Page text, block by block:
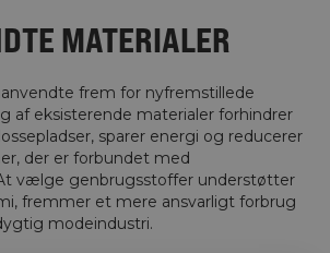
MATERIALER
frem for nyfremstillede
af eksisterende materialer forhindrer
sparer energi og reducerer
der er forbundet med
vælge genbrugsstoffer understøtter
fremmer et mere ansvarligt forbrug
modeindustri.